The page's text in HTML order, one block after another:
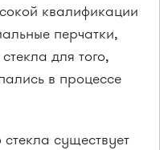
квалификации
перчатки,
для того,
в процессе
существует